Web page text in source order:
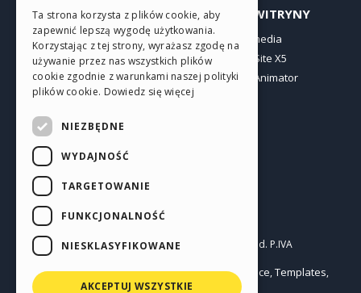
PROFIL
Moje wpisy
Moje licencje
Pobieranie
Web hosting
INNE WITRYNY
Incomedia
WebSite X5
WebAnimator
Polski
Copyright © 2026Incomedia s.r.l. All rights reserved. P.IVA
IT07514640015
Terms of use WebSite X5:Help Center / Marketplace, Templates,
Objects Privacy Policy
GERMAN
SPANISH
PORTUGUESE
Ta strona korzysta z plików cookie, aby
zapewnić lepszą wygodę użytkowania.
Korzystając z tej strony, wyrażasz zgodę na
używanie przez nas wszystkich plików
cookie zgodnie z warunkami naszej polityki
plików cookie. Dowiedz się więcej
NIEZBĘDNE
WYDAJNOŚĆ
TARGETOWANIE
FUNKCJONALNOŚĆ
NIESKLASYFIKOWANE
AKCEPTUJ WSZYSTKIE